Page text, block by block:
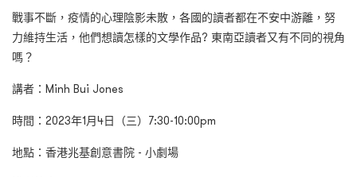
戰事不斷，疫情的心理陰影未散，各國的讀者都在不安中游離，努
力維持生活，他們想讀怎樣的文學作品? 東南亞讀者又有不同的視角
嗎？
講者：Minh Bui Jones
時間：2023年1月4日（三）7:30-10:00pm
地點：香港兆基創意書院 - 小劇場